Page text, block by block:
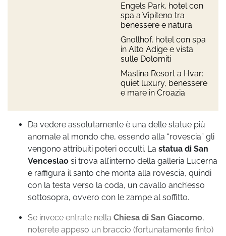
Engels Park, hotel con
spa a Vipiteno tra
benessere e natura
Gnollhof, hotel con spa
in Alto Adige e vista
sulle Dolomiti
Maslina Resort a Hvar:
quiet luxury, benessere
e mare in Croazia
Da vedere assolutamente è una delle statue più
anomale al mondo che, essendo alla “rovescia” gli
vengono attribuiti poteri occulti. La statua di San
Venceslao si trova all’interno della galleria Lucerna
e raffigura il santo che monta alla rovescia, quindi
con la testa verso la coda, un cavallo anch’esso
sottosopra, ovvero con le zampe al soffitto.
Se invece entrate nella Chiesa di San Giacomo,
noterete appeso un braccio (fortunatamente finto)